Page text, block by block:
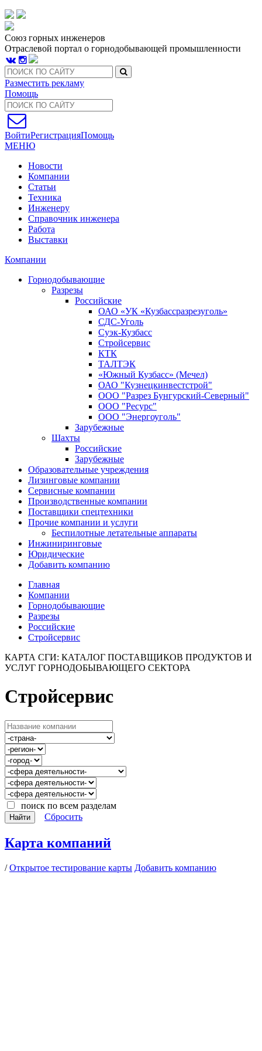
Союз горных инженеров
Отраслевой портал о горнодобывающей промышленности
Разместить рекламу
Помощь
ВойтиРегистрацияПомощь
МЕНЮ
Новости
Компании
Статьи
Техника
Инженеру
Справочник инженера
Работа
Выставки
Компании
Горнодобывающие
Разрезы
Российские
ОАО «УК «Кузбассразрезуголь»
СДС-Уголь
Суэк-Кузбасс
Стройсервис
КТК
ТАЛТЭК
«Южный Кузбасс» (Мечел)
ОАО "Кузнецкинвестстрой"
ООО "Разрез Бунгурский-Северный"
ООО "Ресурс"
ООО "Энергоуголь"
Зарубежные
Шахты
Российские
Зарубежные
Образовательные учреждения
Лизинговые компании
Сервисные компании
Производственные компании
Поставщики спецтехники
Прочие компании и услуги
Беспилотные летательные аппараты
Инжиниринговые
Юридические
Добавить компанию
Главная
Компании
Горнодобывающие
Разрезы
Российские
Стройсервис
КАРТА СГИ: КАТАЛОГ ПОСТАВЩИКОВ ПРОДУКТОВ И
УСЛУГ ГОРНОДОБЫВАЮЩЕГО СЕКТОРА
Стройсервис
поиск по всем разделам
Найти Сбросить
Карта компаний
/Открытое тестирование карты Добавить компанию